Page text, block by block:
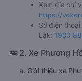
Xem địa chỉ
https://
Số điện
Lắk: 1900
🚌 2. Xe Phương
a. Giới thiệu xe